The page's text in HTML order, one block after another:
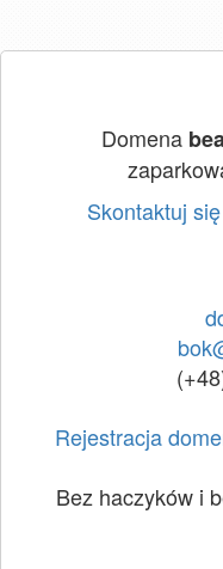
Domena
Skontaktuj się
Rejestracja
Bez haczyków i